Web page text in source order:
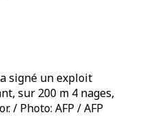
signé un exploit
sur 200 m 4 nages,
/ Photo: AFP / AFP